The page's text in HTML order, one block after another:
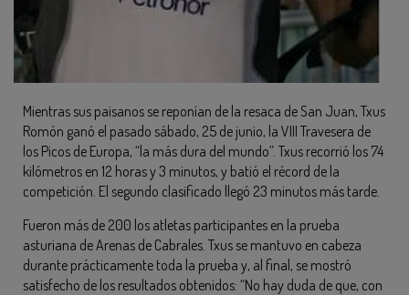
Mientras sus paisanos se reponían de la resaca de San Juan, Txus
Romón ganó el pasado sábado, 25 de junio, la VIII Travesera de
los Picos de Europa, “la más dura del mundo”. Txus recorrió los 74
kilómetros en 12 horas y 3 minutos, y batió el récord de la
competición. El segundo clasificado llegó 23 minutos más tarde.
Fueron más de 200 los atletas participantes en la prueba
asturiana de Arenas de Cabrales. Txus se mantuvo en cabeza
durante prácticamente toda la prueba y, al final, se mostró
satisfecho de los resultados obtenidos: “No hay duda de que, con